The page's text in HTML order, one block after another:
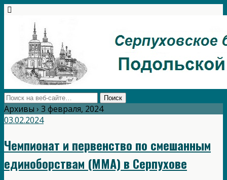
Архивы › 3 февраля, 2024
03.02.2024
Чемпионат и первенство по смешанным
единоборствам (ММА) в Серпухове